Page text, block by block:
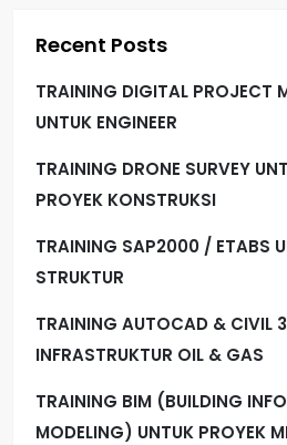
Recent Posts
TRAINING DIGITAL PROJECT
UNTUK ENGINEER
TRAINING DRONE SURVEY
PROYEK KONSTRUKSI
TRAINING SAP2000 / ETABS
STRUKTUR
TRAINING AUTOCAD & CIVIL
INFRASTRUKTUR OIL & GAS
TRAINING BIM (BUILDING
MODELING) UNTUK PROYEK